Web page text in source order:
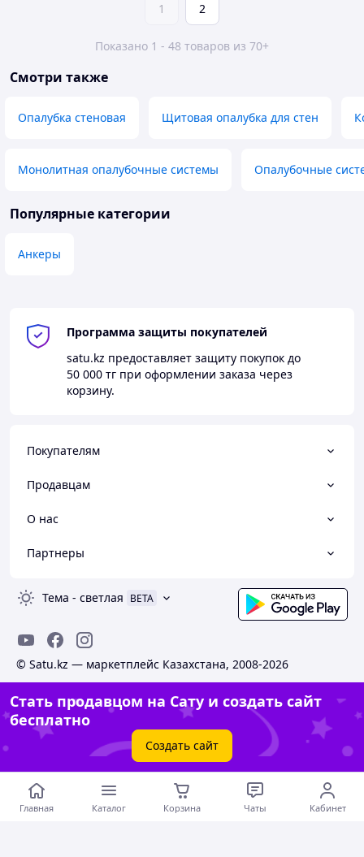
1 2
Показано 1 - 48 товаров из 70+
Смотри также
Опалубка стеновая Щитовая опалубка для стен
Монолитная опалубочные системы Опалубочные
Популярные категории
Анкеры
Программа защиты покупателей
satu.kz предоставляет защиту покупок до
50 000 тг при оформлении заказа через
корзину.
Покупателям
Продавцам
О нас
Партнеры
Тема - светлая BETA
© Satu.kz — маркетплейс Казахстана, 2008-2026
Стать продавцом на Сату и создать сайт
бесплатно
Создать сайт
Главная Каталог Корзина Чаты Кабинет